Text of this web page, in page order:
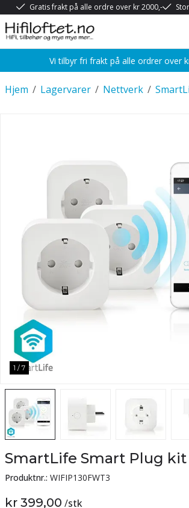
Gratis frakt på alle ordre over kr 2000,-
Vi tilbyr fri frakt på alle ordrer over
/
Hjem /
Lagervarer /
Nettverk
1 / 7
SmartLife Smart Plug kit
Produktnr.: WIFIP130FWT3
kr 399,00 /stk